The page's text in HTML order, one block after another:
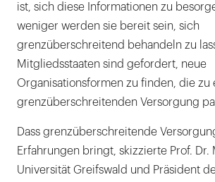
ist, sich diese Informationen zu
weniger werden sie bereit sein, sich
grenzüberschreitend behandeln zu
Mitgliedsstaaten sind gefordert, neue
Organisationsformen zu finden, die zu
grenzüberschreitenden Versorgung
Dass grenzüberschreitende
Erfahrungen bringt, skizzierte Prof. Dr.
Universität Greifswald und Präsident